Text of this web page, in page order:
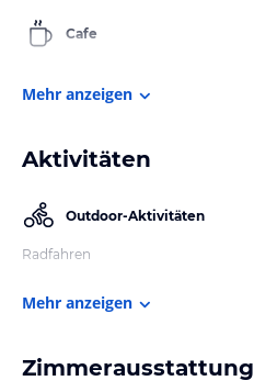
Cafe
Mehr anzeigen
Aktivitäten
Outdoor-Aktivitäten
Radfahren
Mehr anzeigen
Zimmerausstattung